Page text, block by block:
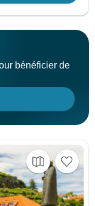
bénéficier de